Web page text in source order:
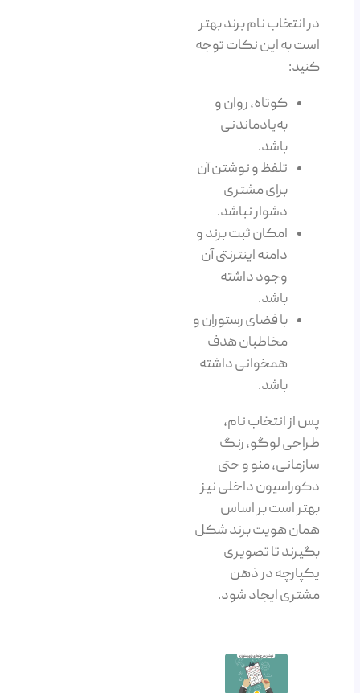
در انتخاب نام برند بهتر
است به این نکات توجه
کنید:
کوتاه، روان و
به‌یادماندنی
باشد.
تلفظ و نوشتن آن
برای مشتری
دشوار نباشد.
امکان ثبت برند و
دامنه اینترنتی آن
وجود داشته
باشد.
با فضای رستوران و
مخاطبان هدف
همخوانی داشته
باشد.
پس از انتخاب نام،
طراحی لوگو، رنگ
سازمانی، منو و حتی
دکوراسیون داخلی نیز
بهتر است بر اساس
همان هویت برند شکل
بگیرند تا تصویری
یکپارچه در ذهن
مشتری ایجاد شود.